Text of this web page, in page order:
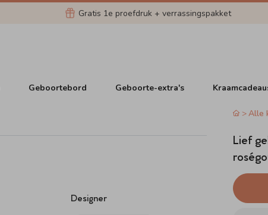
Gratis 1e proefdruk + verrassingspakket
Geboortebord Geboorte-extra's
Designer
Alle
Lief